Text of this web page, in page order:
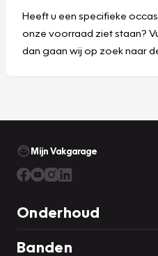
Heeft u een specifieke
onze voorraad ziet staan?
dan gaan wij op zoek naar
Mijn Vakgarage
Onderhoud
Banden